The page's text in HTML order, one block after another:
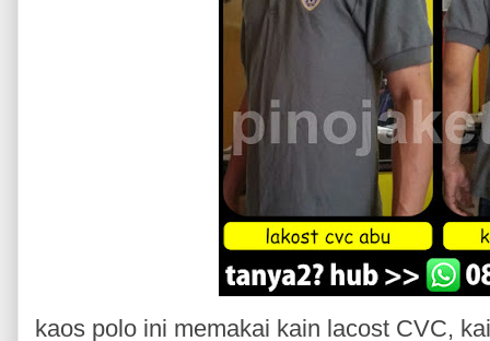
kaos polo ini memakai kain lacost CVC,